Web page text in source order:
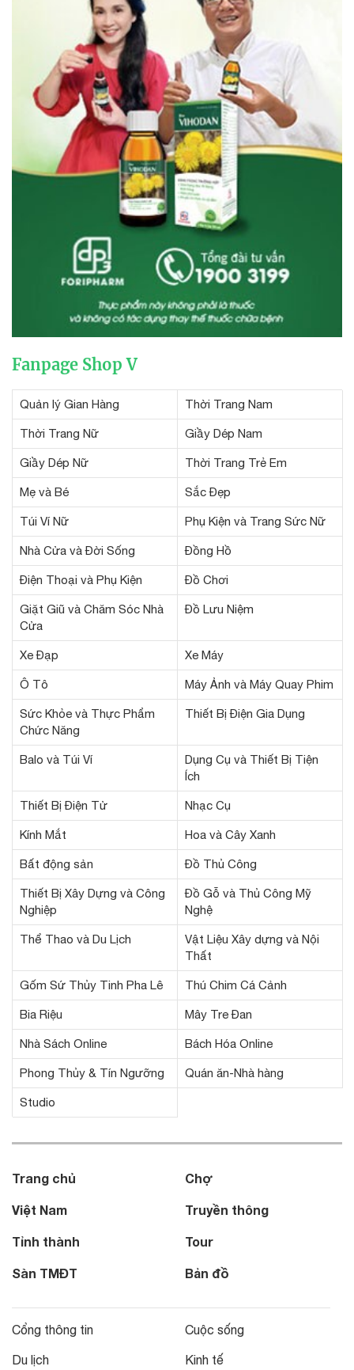
Fanpage Shop V
Quản lý Gian Hàng Thời Trang Nam
Thời Trang Nữ Giầy Dép Nam
Giầy Dép Nữ Thời Trang Trẻ Em
Mẹ và Bé Sắc Đẹp
Túi Ví Nữ Phụ Kiện và Trang Sức Nữ
Nhà Cửa và Đời Sống Đồng Hồ
Điện Thoại và Phụ Kiện Đồ Chơi
Giặt Giũ và Chăm Sóc Nhà
Cửa
Đồ Lưu Niệm
Xe Đạp Xe Máy
Ô Tô Máy Ảnh và Máy Quay Phim
Sức Khỏe và Thực Phẩm
Chức Năng
Thiết Bị Điện Gia Dụng
Balo và Túi Ví
Dụng Cụ và Thiết Bị Tiện
Ích
Thiết Bị Điện Tử Nhạc Cụ
Kính Mắt Hoa và Cây Xanh
Bất động sản Đồ Thủ Công
Thiết Bị Xây Dựng và Công
Nghiệp
Đồ Gỗ và Thủ Công Mỹ
Nghệ
Thể Thao và Du Lịch
Vật Liệu Xây dựng và Nội
Thất
Gốm Sứ Thủy Tinh Pha Lê Thú Chim Cá Cảnh
Bia Riệu Mây Tre Đan
Nhà Sách Online Bách Hóa Online
Phong Thủy & Tín Ngưỡng Quán ăn-Nhà hàng
Studio
Trang chủ
Việt Nam
Tỉnh thành
Sàn TMĐT
Chợ
Truyền thông
Tour
Bản đồ
Cổng thông tin
Du lịch
Cuộc sống
Kinh tế